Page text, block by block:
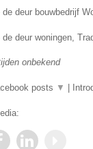
deur bouwbedrijf
deur woningen,
onbekend
posts ▼